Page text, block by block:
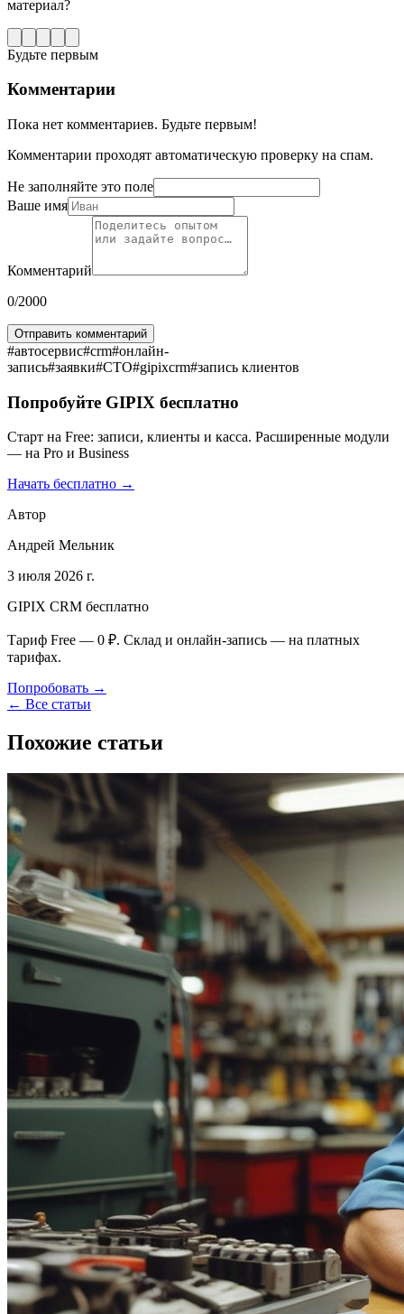
материал?
Будьте первым
Комментарии
Пока нет комментариев. Будьте первым!
Комментарии проходят автоматическую проверку на спам.
Не заполняйте это поле
Ваше имя
Комментарий
0/2000
Отправить комментарий
#автосервис#crm#онлайн-
запись#заявки#СТО#gipixcrm#запись клиентов
Попробуйте GIPIX бесплатно
Старт на Free: записи, клиенты и касса. Расширенные модули
— на Pro и Business
Начать бесплатно →
Автор
Андрей Мельник
3 июля 2026 г.
GIPIX CRM бесплатно
Тариф Free — 0 ₽. Склад и онлайн-запись — на платных
тарифах.
Попробовать →
← Все статьи
Похожие статьи